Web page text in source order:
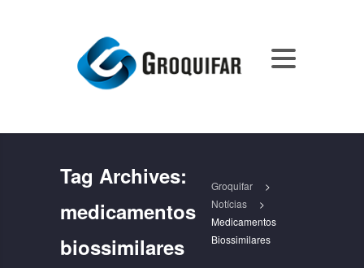
Tag Archives:
medicamentos
biossimilares
Groquifar
>
Notícias
>
Medicamentos
Biossimilares